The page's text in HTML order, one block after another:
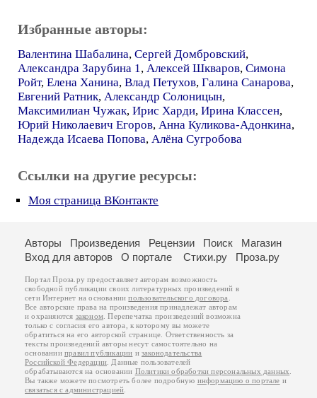
Избранные авторы:
Валентина Шабалина, Сергей Домбровский,
Александра Зарубина 1, Алексей Шкваров, Симона
Ройт, Елена Ханина, Влад Петухов, Галина Санарова,
Евгений Ратник, Александр Солоницын,
Максимилиан Чужак, Ирис Харди, Ирина Классен,
Юрий Николаевич Егоров, Анна Куликова-Адонкина,
Надежда Исаева Попова, Алёна Сугробова
Ссылки на другие ресурсы:
Моя страница ВКонтакте
Авторы Произведения Рецензии Поиск
Магазин
Вход для авторов
О портале Стихи.ру Проза.ру
Портал Проза.ру предоставляет авторам возможность
свободной публикации своих литературных произведений в
сети Интернет на основаниипользовательского договора
Все авторские права на произведения принадлежат авторам
и охраняются законом . Перепечатка произведений возможна
только с согласия его автора, к которому вы можете
обратиться на его авторской странице. Ответственность за
тексты произведений авторы несут самостоятельно на
основанииправил публикации изаконодательства
Российской Федерации . Данные пользователей
обрабатываются на основании Политики обработки персональных данных
Вы также можете посмотреть более подробную информацию о портале и
связаться с администрацией